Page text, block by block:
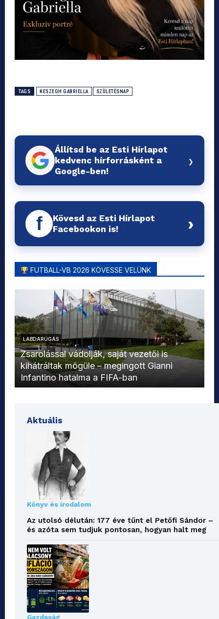
TAGS KESZEGH GABRIELLA SZÜLETÉSNAP
Állítsd be az Esti Hírlapot
kedvenc hírforrásként a
Google-ben!
›
f
Kövesd az Esti Hírlapot
Facebookon is!
›
FUTBALL-VB 2026 KÖVESSE VELÜNK
LABDARÚGÁS
Zsarolással vádolják, saját vezetői is
kihátráltak mögüle – megingott Gianni
Infantino hatalma a FIFA-ban
Aktuális
Könyv és irodalom
Az utolsó délután: 177 éve tűnt el Petőfi Sándor –
és azóta sem tudjuk pontosan, hogyan halt meg
Gazdaság